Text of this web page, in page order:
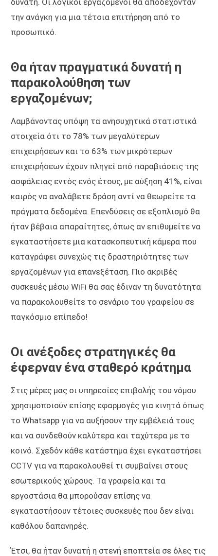
την ανάγκη για μια τέτοια επιτήρηση από το
προσωπικό.
Θα ήταν πραγματικά δυνατή η
παρακολούθηση των
εργαζομένων;
Λαμβάνοντας υπόψη τα ανησυχητικά στατιστικά
στοιχεία ότι το 78% των μεγαλύτερων
επιχειρήσεων και το 63% των μικρότερων
επιχειρήσεων έχουν πληγεί από παραβιάσεις της
ασφάλειας εντός ενός έτους, με αύξηση 41%, είναι
καιρός να αναλάβετε δράση αντί να θεωρείτε τα
πράγματα δεδομένα. Επενδύσεις σε εξοπλισμό θα
ήταν βέβαια απαραίτητες, όπως αν επιθυμείτε να
εγκαταστήσετε μια κατασκοπευτική κάμερα που
καταγράφει συνεχώς τις δραστηριότητες των
εργαζομένων για επανεξέταση. Πιο ακριβές
συσκευές μέσω WiFi θα σας έδιναν τη δυνατότητα
να παρακολουθείτε το σενάριο του γραφείου σε
παγκόσμιο επίπεδο!
Οι ανέξοδες στρατηγικές θα
έφερναν ένα σταθερό κράτημα
Στις μέρες μας οι υπηρεσίες επιβολής του νόμου
χρησιμοποιούν επίσης εφαρμογές για κινητά όπως
το Whatsapp για να αυξήσουν την εμβέλειά τους
και να συνδεθούν καλύτερα και ταχύτερα με το
κοινό. Σχεδόν κάθε κατάστημα έχει εγκαταστήσει
CCTV για να παρακολουθεί τι συμβαίνει στους
εσωτερικούς χώρους. Τα γραφεία και τα
εργοστάσια θα μπορούσαν επίσης να
εγκαταστήσουν τέτοιες συσκευές που δεν είναι
καθόλου δαπανηρές.
Έτσι, θα ήταν δυνατή η στενή εποπτεία σε όλες τις